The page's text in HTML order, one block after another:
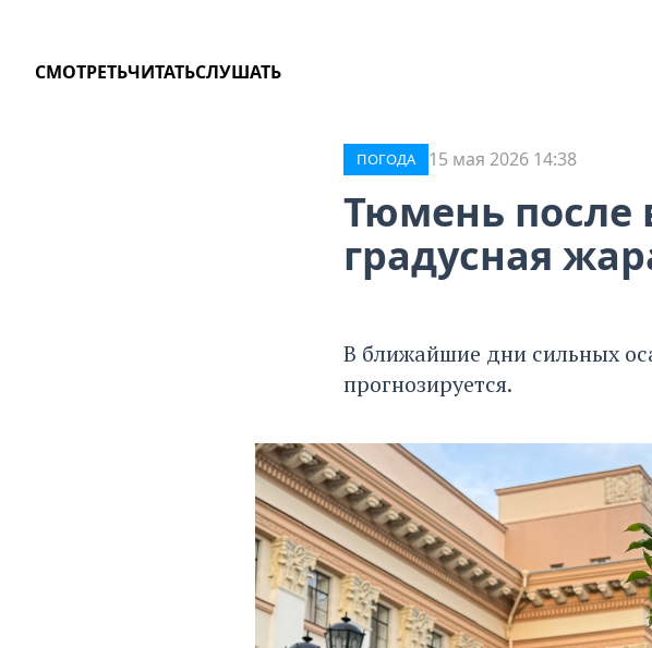
СМОТРЕТЬЧИТАТЬСЛУШАТЬ
ПОГОДА 15 мая 2026 14:38
Тюмень после
градусная
В ближайшие дни сильных
прогнозируется.